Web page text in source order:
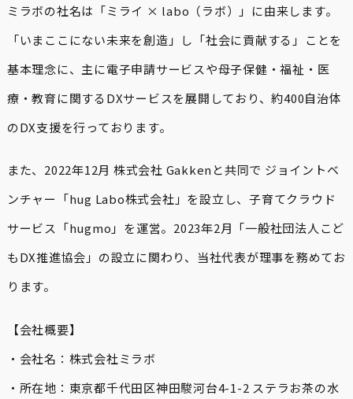
ミラボの社名は「ミライ × labo（ラボ）」に由来します。
「いまここにない未来を創造」し「社会に貢献する」ことを
基本理念に、主に電子申請サービスや母子保健・福祉・医
療・教育に関するDXサービスを展開しており、約400自治体
のDX支援を行っております。
また、2022年12月 株式会社 Gakkenと共同で ジョイントベ
ンチャー「hug Labo株式会社」を設立し、子育てクラウド
サービス「hugmo」を運営。2023年2月「一般社団法人こど
もDX推進協会」の設立に関わり、当社代表が理事を務めてお
ります。
【会社概要】
・会社名：株式会社ミラボ
・所在地：東京都千代田区神田駿河台4-1-2 ステラお茶の水